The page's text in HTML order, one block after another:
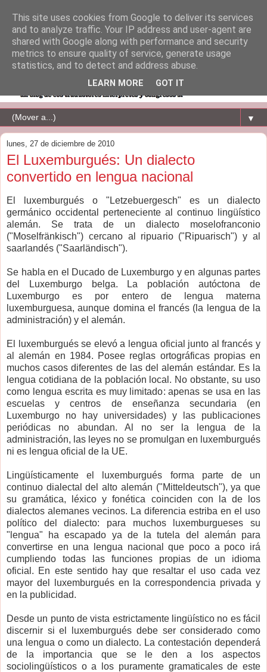
▼
lunes, 27 de diciembre de 2010
El Luxemburgués: Un dialecto
convertido en lengua nacional
El luxemburgués o "Letzebuergesch" es un dialecto
germánico occidental perteneciente al continuo lingüístico
alemán. Se trata de un dialecto moselofranconio
("Moselfränkisch") cercano al ripuario ("Ripuarisch") y al
saarlandés ("Saarländisch").
Se habla en el Ducado de Luxemburgo y en algunas partes
del Luxemburgo belga. La población autóctona de
Luxemburgo es por entero de lengua materna
luxemburguesa, aunque domina el francés (la lengua de la
administración) y el alemán.
El luxemburgués se elevó a lengua oficial junto al francés y
al alemán en 1984. Posee reglas ortográficas propias en
muchos casos diferentes de las del alemán estándar. Es la
lengua cotidiana de la población local. No obstante, su uso
como lengua escrita es muy limitado: apenas se usa en las
escuelas y centros de enseñanza secundaria (en
Luxemburgo no hay universidades) y las publicaciones
periódicas no abundan. Al no ser la lengua de la
administración, las leyes no se promulgan en luxemburgués
ni es lengua oficial de la UE.
Lingüísticamente el luxemburgués forma parte de un
continuo dialectal del alto alemán ("Mitteldeutsch"), ya que
su gramática, léxico y fonética coinciden con la de los
dialectos alemanes vecinos. La diferencia estriba en el uso
político del dialecto: para muchos luxemburgueses su
"lengua" ha escapado ya de la tutela del alemán para
convertirse en una lengua nacional que poco a poco irá
cumpliendo todas las funciones propias de un idioma
oficial. En este sentido hay que resaltar el uso cada vez
mayor del luxemburgués en la correspondencia privada y
en la publicidad.
Desde un punto de vista estrictamente lingüístico no es fácil
discernir si el luxemburgués debe ser considerado como
una lengua o como un dialecto. La contestación dependerá
de la importancia que se le den a los aspectos
sociolingüísticos o a los puramente gramaticales de este
This site uses cookies from Google to deliver its services
and to analyze traffic. Your IP address and user-agent are
shared with Google along with performance and security
metrics to ensure quality of service, generate usage
statistics, and to detect and address abuse.
LEARN MORE GOT IT